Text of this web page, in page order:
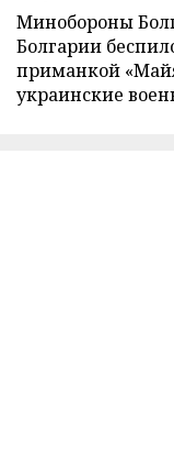
Минобороны
Болгарии
приманкой
украинские